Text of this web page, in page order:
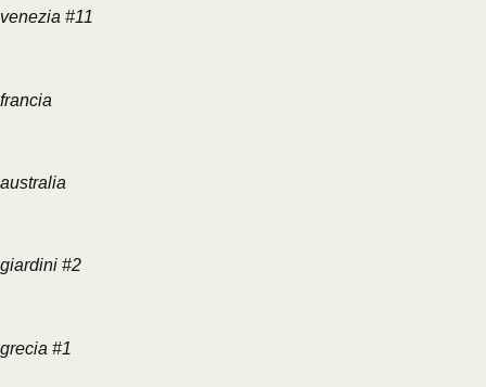
venezia #11
francia
australia
giardini #2
grecia #1